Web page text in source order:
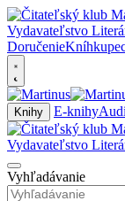
Doručenie
Knihy E-knihy
Vyhľadávanie